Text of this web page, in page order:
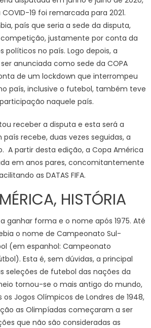
19 foi remarcada para 2021.
país que seria a sede da disputa,
justamente por conta da
políticos no país. Logo depois, a
anunciada como sede da COPA
de um lockdown que interrompeu
país, inclusive o futebol, também teve
naquele país.
receber a disputa e esta será a
recebe, duas vezes seguidas, a
A partir desta edição, a Copa América
em anos pares, concomitantemente
as DATAS FIFA.
HISTÓRIA
ganhar forma e o nome após 1975. Até
o nome de Campeonato Sul-
(em espanhol: Campeonato
Esta é, sem dúvidas, a principal
seleções de futebol das nações da
tornou-se o mais antigo do mundo,
Jogos Olímpicos de Londres de 1948,
as Olimpíadas começaram a ser
que não são consideradas as